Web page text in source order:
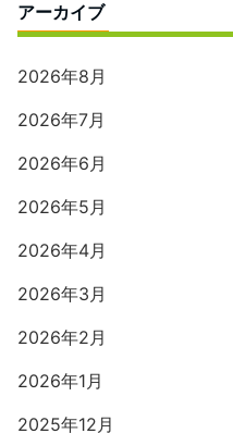
アーカイブ
2026年8月
2026年7月
2026年6月
2026年5月
2026年4月
2026年3月
2026年2月
2026年1月
2025年12月